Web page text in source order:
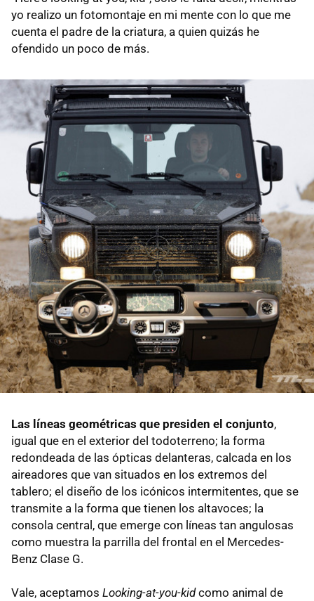
yo realizo un fotomontaje en mi mente con lo que me
cuenta el padre de la criatura, a quien quizás he
ofendido un poco de más.
Las líneas geométricas que presiden el conjunto,
igual que en el exterior del todoterreno; la forma
redondeada de las ópticas delanteras, calcada en los
aireadores que van situados en los extremos del
tablero; el diseño de los icónicos intermitentes, que se
transmite a la forma que tienen los altavoces; la
consola central, que emerge con líneas tan angulosas
como muestra la parrilla del frontal en el Mercedes-
Benz Clase G.
Vale, aceptamos Looking-at-you-kidcomo animal de